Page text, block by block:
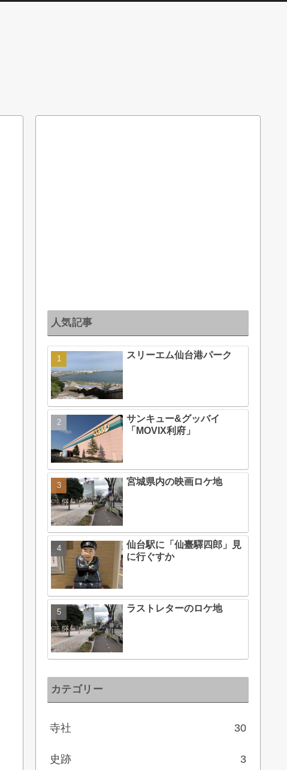
人気記事
スリーエム仙台港パーク
サンキュー&グッバイ
「MOVIX利府」
宮城県内の映画ロケ地
仙台駅に「仙臺驛四郎」見
に行ぐすか
ラストレターのロケ地
カテゴリー
寺社 30
史跡 3